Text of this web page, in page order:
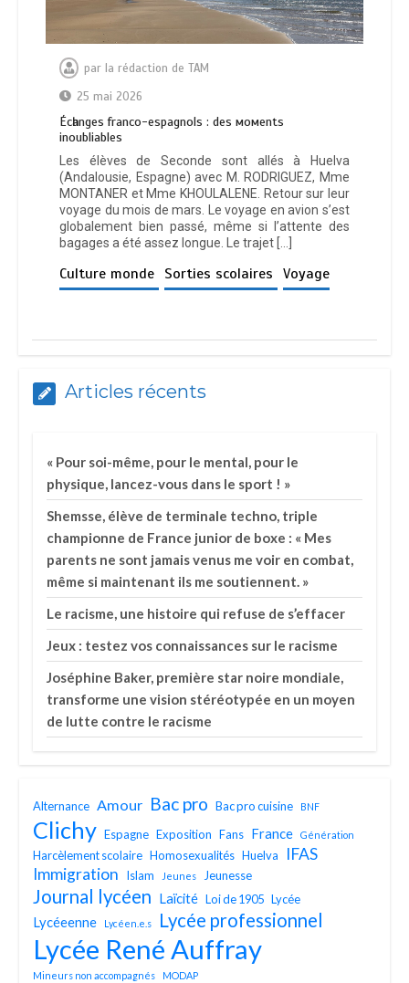
par la rédaction de TAM
25 mai 2026
Éсһаngеѕ frаnсо-еѕраgnоlѕ : dеѕ момеntѕ
іnоublіаblеѕ
Les élèves de Seconde sont allés à Huelva
(Andalousie, Espagne) avec M. RODRIGUEZ, Mme
MONTANER et Mme KHOULALENE. Retour sur leur
voyage du mois de mars. Le voyage en avion s’est
globalement bien passé, même si l’attente des
bagages a été assez longue. Le trajet […]
Culture monde Sorties scolaires Voyage
Articles récents
« Pour soi-même, pour le mental, pour le
physique, lancez-vous dans le sport ! »
Shemsse, élève de terminale techno, triple
championne de France junior de boxe : « Mes
parents ne sont jamais venus me voir en combat,
même si maintenant ils me soutiennent. »
Le racisme, une histoire qui refuse de s’effacer
Jeux : testez vos connaissances sur le racisme
Joséphine Baker, première star noire mondiale,
transforme une vision stéréotypée en un moyen
de lutte contre le racisme
Alternance Amour Bac pro Bac pro cuisine BNF
Clichy Espagne Exposition Fans France Génération
Harcèlement scolaire Homosexualités Huelva
IFAS
Immigration
Islam Jeunes Jeunesse
Journal lycéen Laïcité Loi de 1905 Lycée
Lycéeenne Lycéen.e.s Lycée professionnel
Lycée René Auffray
Mineurs non accompagnés MODAP